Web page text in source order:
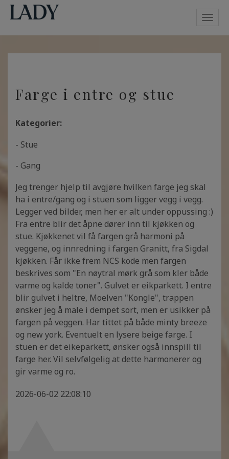
Farge i entre og stue
Kategorier:
- Stue
- Gang
Jeg trenger hjelp til avgjøre hvilken farge jeg skal
ha i entre/gang og i stuen som ligger vegg i vegg.
Legger ved bilder, men her er alt under oppussing :)
Fra entre blir det åpne dører inn til kjøkken og
stue. Kjøkkenet vil få fargen grå harmoni på
veggene, og innredning i fargen Granitt, fra Sigdal
kjøkken. Får ikke frem NCS kode men fargen
beskrives som "En nøytral mørk grå som kler både
varme og kalde toner". Gulvet er eikparkett. I entre
blir gulvet i heltre, Moelven "Kongle", trappen
ønsker jeg å male i dempet sort, men er usikker på
fargen på veggen. Har tittet på både minty breeze
og new york. Eventuelt en lysere beige farge. I
stuen er det eikeparkett, ønsker også innspill til
farge her. Vil selvfølgelig at dette harmonerer og
gir varme og ro.
2026-06-02 22:08:10